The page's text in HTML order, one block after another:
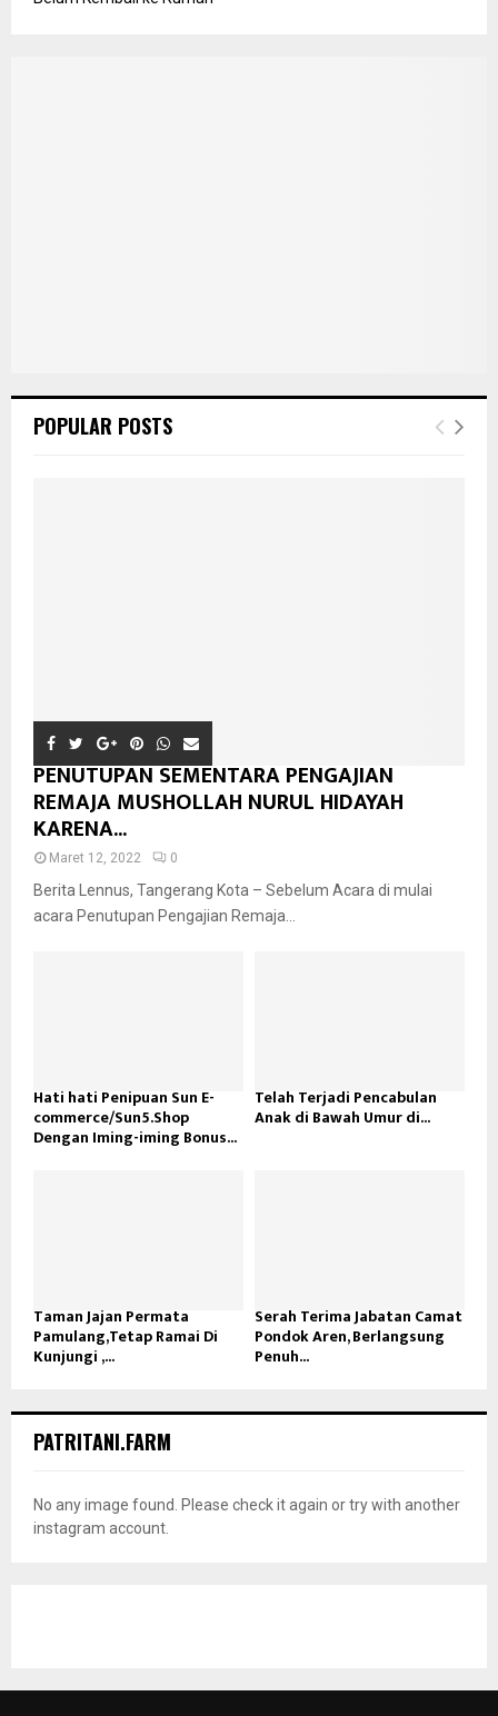
POPULAR POSTS
PENUTUPAN SEMENTARA PENGAJIAN
REMAJA MUSHOLLAH NURUL HIDAYAH
KARENA...
Maret 12, 2022 0
Berita Lennus, Tangerang Kota – Sebelum Acara di mulai
acara Penutupan Pengajian Remaja...
Hati hati Penipuan Sun E-
commerce/Sun5.Shop
Dengan Iming-iming Bonus...
Telah Terjadi Pencabulan
Anak di Bawah Umur di...
Taman Jajan Permata
Pamulang,Tetap Ramai Di
Kunjungi ,...
Serah Terima Jabatan Camat
Pondok Aren, Berlangsung
Penuh...
PATRITANI.FARM
No any image found. Please check it again or try with another
instagram account.